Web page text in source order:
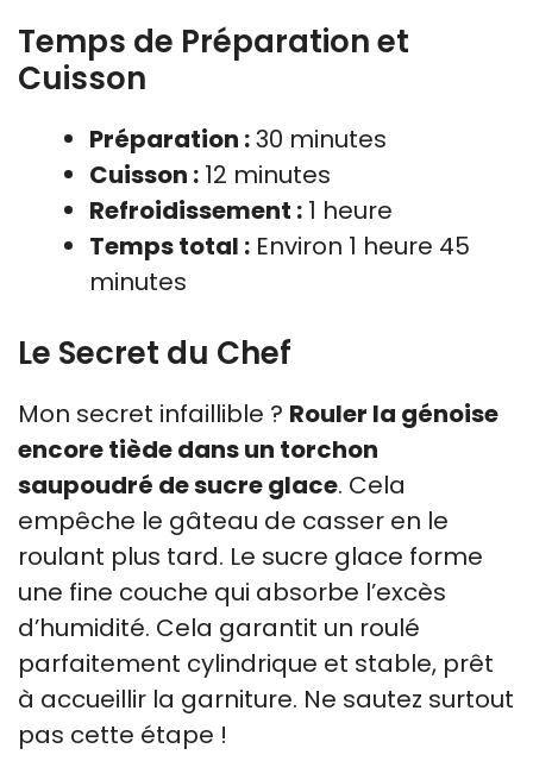
Temps de Préparation et
Cuisson
Préparation :30 minutes
Cuisson : 12 minutes
Refroidissement : 1 heure
Temps total : Environ 1 heure 45
minutes
Le Secret du Chef
Mon secret infaillible ? Rouler la génoise
encore tiède dans un torchon
saupoudré de sucre glace. Cela
empêche le gâteau de casser en le
roulant plus tard. Le sucre glace forme
une fine couche qui absorbe l’excès
d’humidité. Cela garantit un roulé
parfaitement cylindrique et stable, prêt
à accueillir la garniture. Ne sautez surtout
pas cette étape !